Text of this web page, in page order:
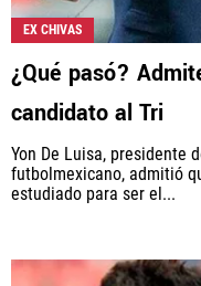
EX CHIVAS
¿Qué pasó?
candidato al Tri
Yon De Luisa, presidente
futbolmexicano, admitió
estudiado para ser el...